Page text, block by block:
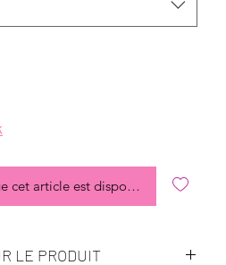
cet article est disponible
LE PRODUIT